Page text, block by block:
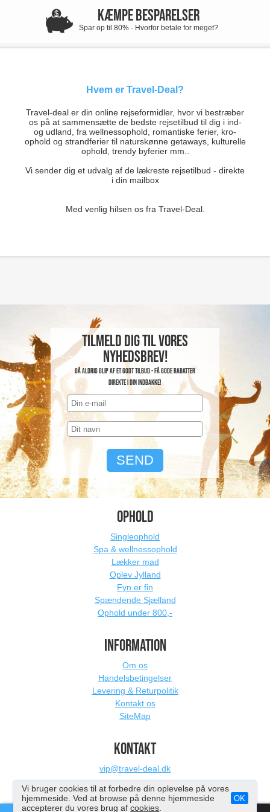
KÆMPE BESPARELSER
Spar op til 80% - Hvorfor betale for meget?
Hvem er Travel-Deal?
Travel-deal er din online rejseformidler, hvor vi bestræber
os på at sammensætte de bedste rejsetilbud til dig i ind-
og udland, fra wellnessophold, romantiske ferier, kro-
ophold og strandferier til naturskønne getaways, kulturelle
ophold, trendy byferier mm..
Vi sender dig et udvalg af de lækreste rejsetilbud - direkte
i din mailbox
Med venlig hilsen os fra Travel-Deal.
Tilmeld dig til vores
nyhedsbrev!
Gå aldrig glip af et godt tilbud - få gode rabatter
direkte i din indbakke!
OPHOLD
Singleophold
Spa & wellnessophold
Lækker mad
Oplev Jylland
Fyn er fin
Spændende Sjælland
Ophold under 800,-
INFORMATION
Om os
Handelsbetingelser
Levering & Returpolitik
Kontakt os
SiteMap
KONTAKT
vip@travel-deal.dk
Vi bruger cookies til at forbedre din oplevelse på vores
hjemmeside. Ved at browse på denne hjemmeside
accepterer du vores brug afcookies
OK